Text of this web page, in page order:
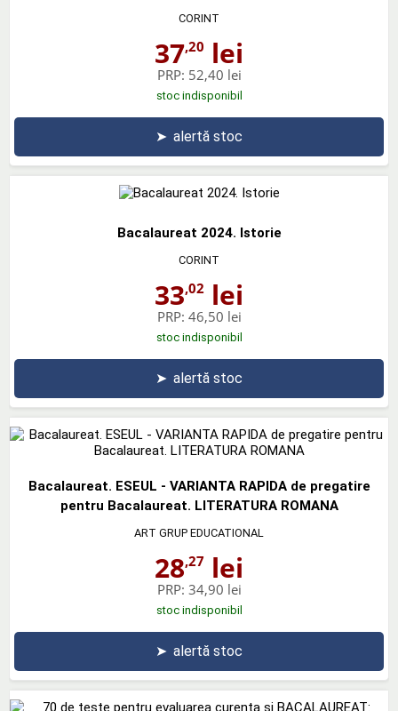
CORINT
37,20 lei
PRP: 52,40 lei
stoc indisponibil
➤ alertă stoc
Bacalaureat 2024. Istorie
CORINT
33,02 lei
PRP: 46,50 lei
stoc indisponibil
➤ alertă stoc
Bacalaureat. ESEUL - VARIANTA RAPIDA de pregatire
pentru Bacalaureat. LITERATURA ROMANA
ART GRUP EDUCATIONAL
28,27 lei
PRP: 34,90 lei
stoc indisponibil
➤ alertă stoc